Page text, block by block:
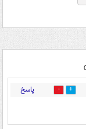
0 پاسخ